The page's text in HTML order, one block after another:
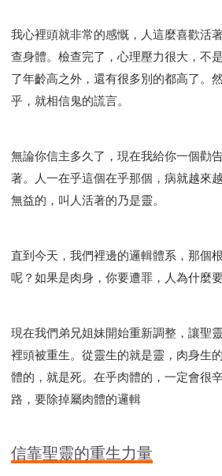
我心裡頭就非常的感慨，人這麼喜歡活
查身體。檢查完了，心理壓力很大，不
了年齡高之外，還有很多別的都高了。
乎，就相信鬼的謊言。
無論你信主多久了，現在我給你一個勸
著。人一在乎這個在乎那個，病就越來
無益的，叫人活著的乃是靈。
直到今天，我們裡邊的邏輯體系，那個
呢？如果是肉身，你要遭罪，人為什麼
現在我們弟兄姐妹開始重新調整，讓聖
裡頭被重生。從靈生的就是靈，肉身生
體的，就是死。在乎肉體的，一定會很
路，要除掉屬肉體的邏輯
信靠聖靈的重生力量